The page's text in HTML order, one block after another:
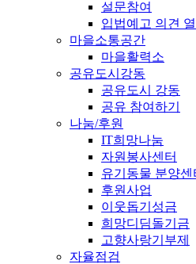
설문참여
입법예고 의견
마을소통공간
마을활력소
공유도시강동
공유도시 강동
공유 참여하기
나눔/후원
IT희망나눔
자원봉사센터
유기동물 분양센
후원사업
이웃돕기성금
희망디딤돌기금
고향사랑기부제
자율점검